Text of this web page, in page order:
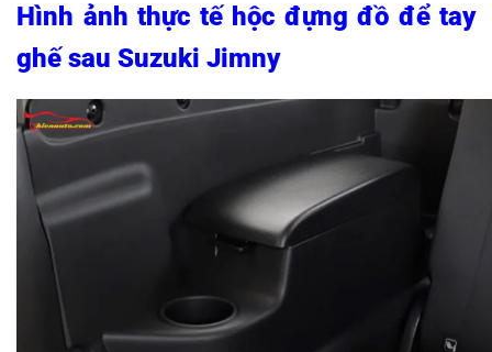
Hình ảnh thực tế hộc đựng đồ để tay
ghế sau Suzuki Jimny